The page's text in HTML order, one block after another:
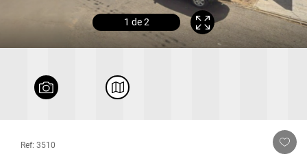
1 de 2
Ref: 3510